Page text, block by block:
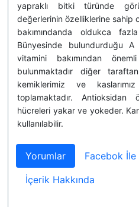
yapraklı bitki türünde
değerlerinin özelliklerine sahip
bakımındanda oldukca
Bünyesinde bulundurduğu
vitamini bakımından
bulunmaktadır diğer
kemiklerimiz ve
toplamaktadır. Antioksidan
hücreleri yakar ve yokeder.
kullanılabilir.
Yorumlar
Facebok İle
İçerik Hakkında